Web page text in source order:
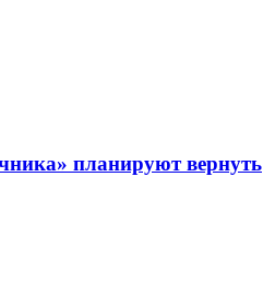
планируют вернуть